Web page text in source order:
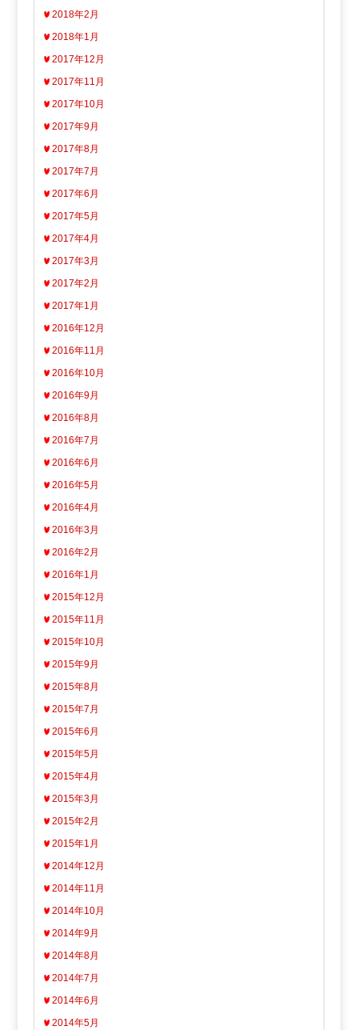
2018年2月
2018年1月
2017年12月
2017年11月
2017年10月
2017年9月
2017年8月
2017年7月
2017年6月
2017年5月
2017年4月
2017年3月
2017年2月
2017年1月
2016年12月
2016年11月
2016年10月
2016年9月
2016年8月
2016年7月
2016年6月
2016年5月
2016年4月
2016年3月
2016年2月
2016年1月
2015年12月
2015年11月
2015年10月
2015年9月
2015年8月
2015年7月
2015年6月
2015年5月
2015年4月
2015年3月
2015年2月
2015年1月
2014年12月
2014年11月
2014年10月
2014年9月
2014年8月
2014年7月
2014年6月
2014年5月